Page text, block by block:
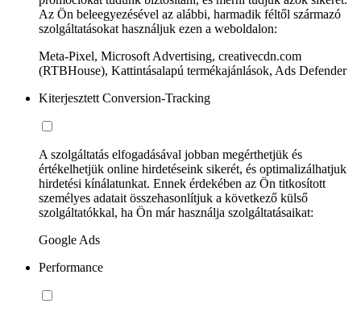
Az Ön beleegyezésével az alábbi, harmadik féltől származó
szolgáltatásokat használjuk ezen a weboldalon:
Meta-Pixel, Microsoft Advertising, creativecdn.com
(RTBHouse), Kattintásalapú termékajánlások, Ads Defender
Kiterjesztett Conversion-Tracking
A szolgáltatás elfogadásával jobban megérthetjük és
értékelhetjük online hirdetéseink sikerét, és optimalizálhatjuk
hirdetési kínálatunkat. Ennek érdekében az Ön titkosított
személyes adatait összehasonlítjuk a következő külső
szolgáltatókkal, ha Ön már használja szolgáltatásaikat:
Google Ads
Performance